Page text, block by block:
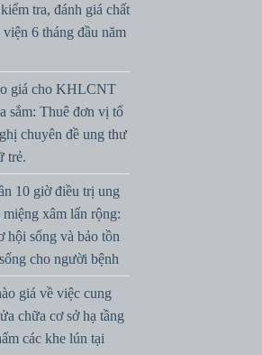
tra, đánh giá chất
6 tháng đầu năm
giá cho KHLCNT
sắm: Thuê đơn vị tổ
chuyên đề ung thư
trẻ.
10 giờ điều trị ung
xâm lấn rộng:
hội sống và bảo tồn
cho người bệnh
giá về việc cung
chữa cơ sở hạ tầng
các khe lún tại